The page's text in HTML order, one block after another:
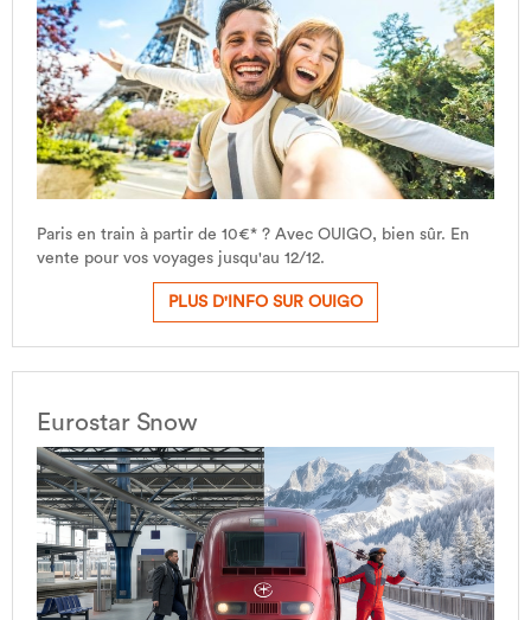
Paris en train à partir de 10€* ? Avec OUIGO, bien sûr. En
vente pour vos voyages jusqu'au 12/12.
PLUS D'INFO SUR OUIGO
Eurostar Snow